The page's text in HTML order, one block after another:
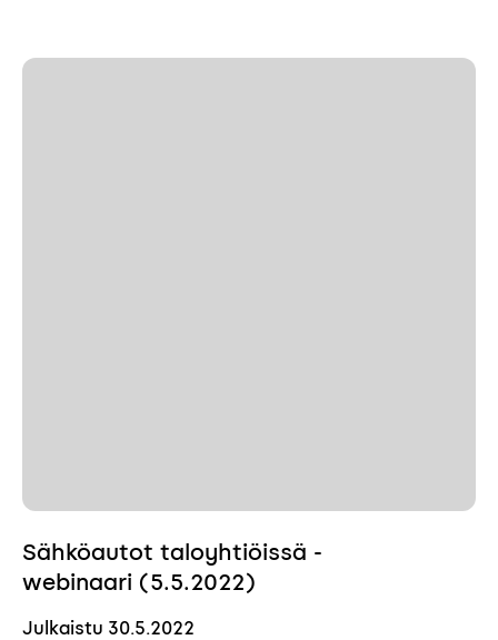
Sähköautot taloyhtiöissä -
webinaari (5.5.2022)
Julkaistu 30.5.2022